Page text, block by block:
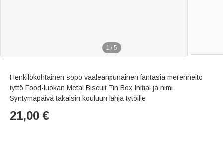
1 / 5
Henkilökohtainen söpö vaaleanpunainen fantasia merenneito
tyttö Food-luokan Metal Biscuit Tin Box Initial ja nimi
Syntymäpäivä takaisin kouluun lahja tytöille
21,00 €